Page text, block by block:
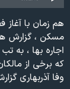
فرهنگ و زندگی
حقوق شهروندی
اقتصادی
علم و فناوری
اسرائیل در جنگ
مستندها
انتخابات ریاست
حمله جمهوری
رمز مهسا
ورزش زنان در
دنبال کنید
زبانهای
هم زمان با آغاز
مسکن ، گزارش
اجاره بها ، به
که برخی از
وفا آذربهاری